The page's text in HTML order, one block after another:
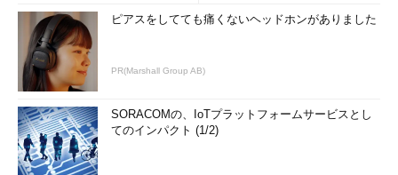
ピアスをしてても痛くないヘッドホンがありました
PR(Marshall Group AB)
SORACOMの、IoTプラットフォームサービスとし
てのインパクト (1/2)